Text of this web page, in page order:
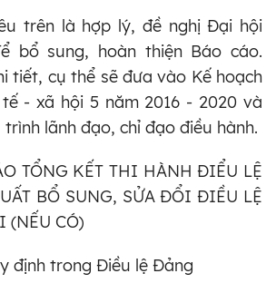
trên là hợp lý, đề nghị Đại hội
bổ sung, hoàn thiện Báo cáo.
tiết, cụ thể sẽ đưa vào Kế hoạch
- xã hội 5 năm 2016 - 2020 và
lãnh đạo, chỉ đạo điều hành.
TỔNG KẾT THI HÀNH ĐIỂU LỆ
BỔ SUNG, SỬA ĐỔI ĐIỀU LỆ
(NẾU CÓ)
định trong Điều lệ Đảng